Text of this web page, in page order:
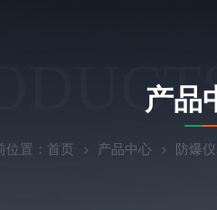
产品
位置： 首页 产品中心 防爆